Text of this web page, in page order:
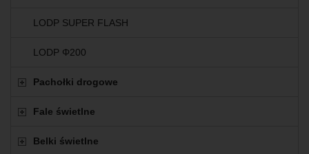
LODP SUPER FLASH
LODP Φ200
Pachołki drogowe
Fale świetlne
Belki świetlne